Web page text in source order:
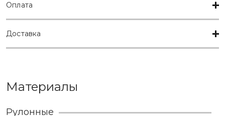
Оплата
Доставка
Материалы
Рулонные